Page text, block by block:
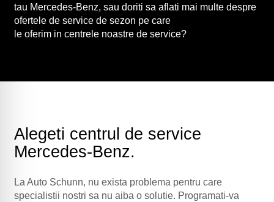
tau Mercedes-Benz, sau doriti sa aflati mai multe despre
ofertele de service de sezon pe care
le oferim in centrele noastre de service?
Alegeti centrul de service
Mercedes-Benz.
La Auto Schunn, nu exista problema pentru care
specialistii nostri sa nu aiba o solutie. Programati-va